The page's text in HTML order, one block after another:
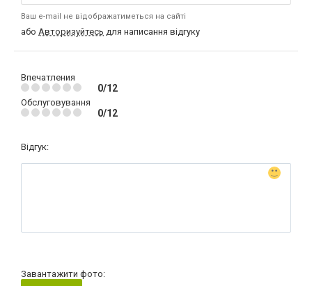
Ваш e-mail не відображатиметься на сайті
або Авторизуйтесь для написання відгуку
Впечатления
0/12
Обслуговування
0/12
Відгук:
Завантажити фото: